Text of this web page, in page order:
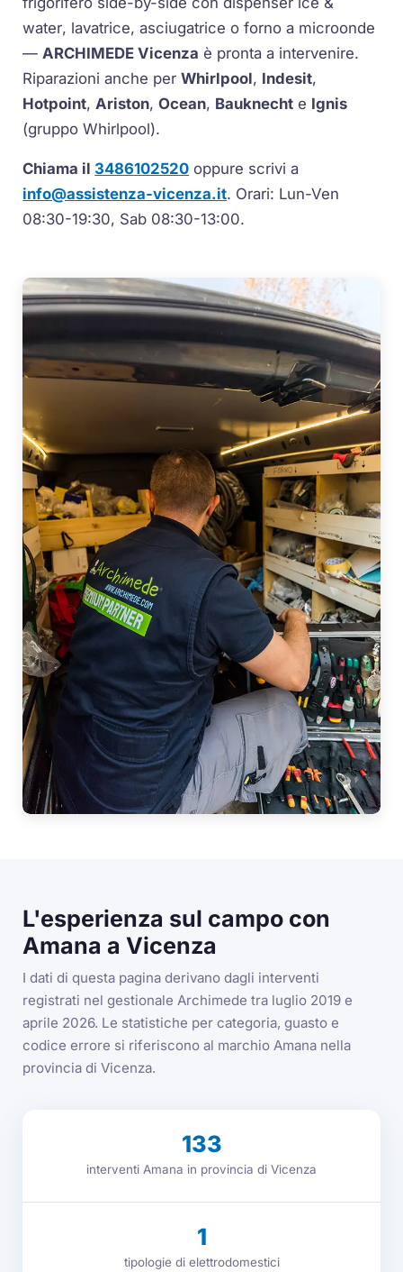
water, lavatrice, asciugatrice o forno a microonde
— ARCHIMEDE Vicenza è pronta a intervenire.
Riparazioni anche perWhirlpool, Indesit,
Hotpoint, Ariston,Ocean, Bauknecht e Ignis
(gruppo Whirlpool).
Chiama il 3486102520 oppure scrivi a
info@assistenza-vicenza.it. Orari: Lun-Ven
08:30-19:30, Sab 08:30-13:00.
L'esperienza sul campo con
Amana a Vicenza
I dati di questa pagina derivano dagli interventi
registrati nel gestionale Archimede tra luglio 2019 e
aprile 2026. Le statistiche per categoria, guasto e
codice errore si riferiscono al marchio Amana nella
provincia di Vicenza.
133
interventi Amana in provincia di Vicenza
1
tipologie di elettrodomestici